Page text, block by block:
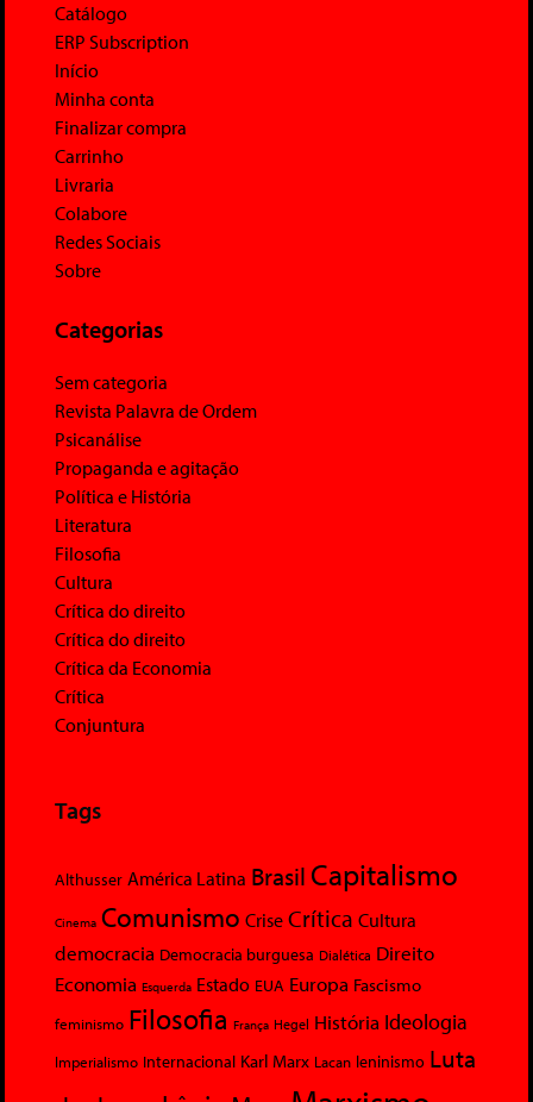
Catálogo
ERP Subscription
Início
Minha conta
Finalizar compra
Carrinho
Livraria
Colabore
Redes Sociais
Sobre
Categorias
Sem categoria
Revista Palavra de Ordem
Psicanálise
Propaganda e agitação
Política e História
Literatura
Filosofia
Cultura
Crítica do direito
Crítica do direito
Crítica da Economia
Crítica
Conjuntura
Tags
Althusser América Latina Brasil Capitalismo
Cinema Comunismo Crise Crítica Cultura
democracia Democracia burguesa Dialética Direito
Economia Esquerda Estado EUA Europa Fascismo
feminismo Filosofia França Hegel História Ideologia
Imperialismo Internacional Karl Marx Lacan leninismo Luta